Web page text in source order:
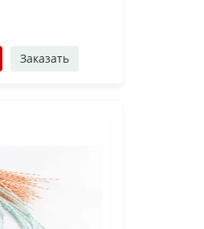
Заказать